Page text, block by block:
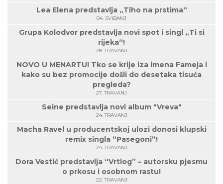
Lea Elena predstavlja „Tiho na prstima“
04. SVIBANJ
Grupa Kolodvor predstavlja novi spot i singl „Ti si
rijeka“!
28. TRAVANJ
NOVO U MENARTU! Tko se krije iza imena Fameja i
kako su bez promocije došli do desetaka tisuća
pregleda?
27. TRAVANJ
Seine predstavlja novi album "Vreva"
24. TRAVANJ
Macha Ravel u producentskoj ulozi donosi klupski
remix singla “Pasegoni”!
24. TRAVANJ
Dora Vestić predstavlja “Vrtlog” – autorsku pjesmu
o prkosu i osobnom rastu!
22. TRAVANJ